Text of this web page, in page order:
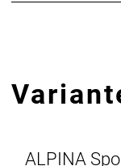
ALPINA